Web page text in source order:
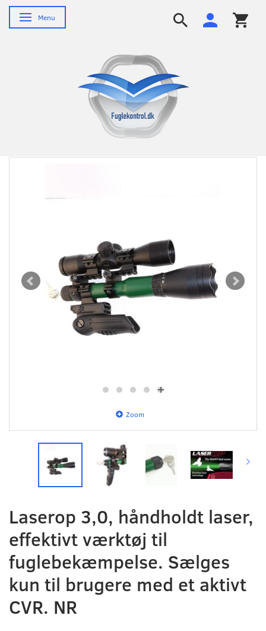
Skifte navigation
Menu
Zoom
Laserop 3,0, håndholdt laser,
effektivt værktøj til
fuglebekæmpelse. Sælges
kun til brugere med et aktivt
CVR. NR